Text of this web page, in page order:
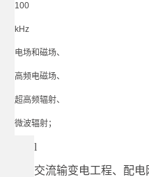
100
kHz
电场和磁场、
高频电磁场、
超高频辐射、
微波辐射；
l
交流输变电工程、配电